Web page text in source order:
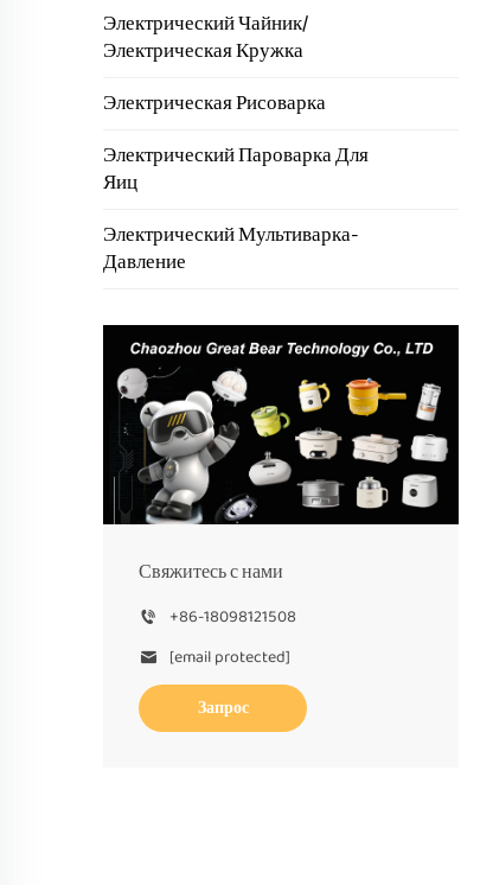
Электрический Чайник/
Электрическая Кружка
Электрическая Рисоварка
Электрический Пароварка Для
Яиц
Электрический Мультиварка-
Давление
Свяжитесь с нами
+86-18098121508
[email protected]
Запрос